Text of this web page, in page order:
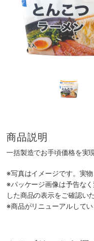
商品説明
一括製造でお手頃価格を実現
※写真はイメージです。実
※パッケージ画像は予告な
した商品の表示をご確認い
※商品がリニューアルして